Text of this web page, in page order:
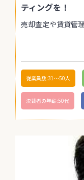
ティングを！
売却査定や賃貸管
従業員数:31〜50人
決裁者の年齢:50代